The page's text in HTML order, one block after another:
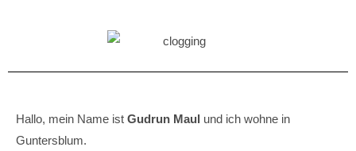
Hallo, mein Name ist Gudrun Maul und ich wohne in
Guntersblum.